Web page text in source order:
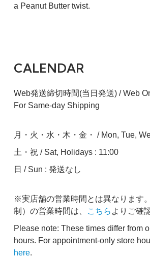
a Peanut Butter twist.
CALENDAR
Web発送締切時間(当日発送) / Web
For Same-day Shipping
月・火・水・木・金・ / Mon, Tue,
土・祝 / Sat, Holidays : 11:00
日 / Sun : 発送なし
※実店舗の営業時間とは異なります
制）の営業時間は、
こちら よりご確
Please note: These times differ from
hours. For appointment-only store
here.